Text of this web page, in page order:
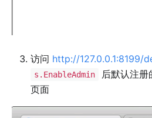
访问 http://127.0.0.1:8199/
s.EnableAdmin
后默认注
页面